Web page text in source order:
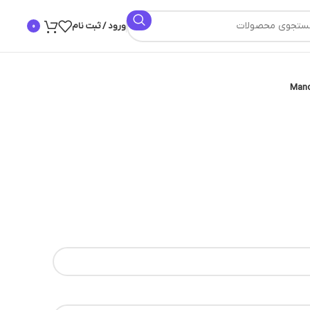
ورود / ثبت نام 0